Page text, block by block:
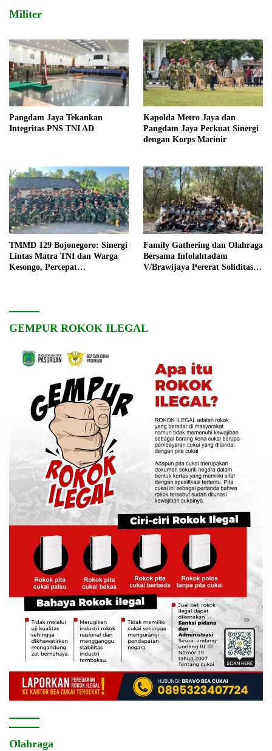
Militer
Pangdam Jaya Tekankan
Integritas PNS TNI AD
Kapolda Metro Jaya dan
Pangdam Jaya Perkuat Sinergi
dengan Korps Marinir
TMMD 129 Bojonegoro: Sinergi
Lintas Matra TNI dan Warga
Kesongo, Percepat
Family Gathering dan Olahraga
Bersama Infolahtadam
V/Brawijaya Pererat Soliditas
GEMPUR ROKOK ILEGAL
Olahraga